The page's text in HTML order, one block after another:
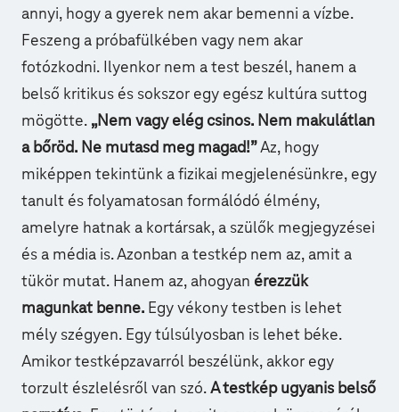
annyi, hogy a gyerek nem akar bemenni a vízbe.
Feszeng a próbafülkében vagy nem akar
fotózkodni. Ilyenkor nem a test beszél, hanem a
belső kritikus és sokszor egy egész kultúra suttog
mögötte. „Nem vagy elég csinos. Nem makulátlan
a bőröd. Ne mutasd meg magad!”Az, hogy
miképpen tekintünk a fizikai megjelenésünkre, egy
tanult és folyamatosan formálódó élmény,
amelyre hatnak a kortársak, a szülők megjegyzései
és a média is. Azonban a testkép nem az, amit a
tükör mutat. Hanem az, ahogyan érezzük
magunkat benne. Egy vékony testben is lehet
mély szégyen. Egy túlsúlyosban is lehet béke.
Amikor testképzavarról beszélünk, akkor egy
torzult észlelésről van szó. A testkép ugyanis belső